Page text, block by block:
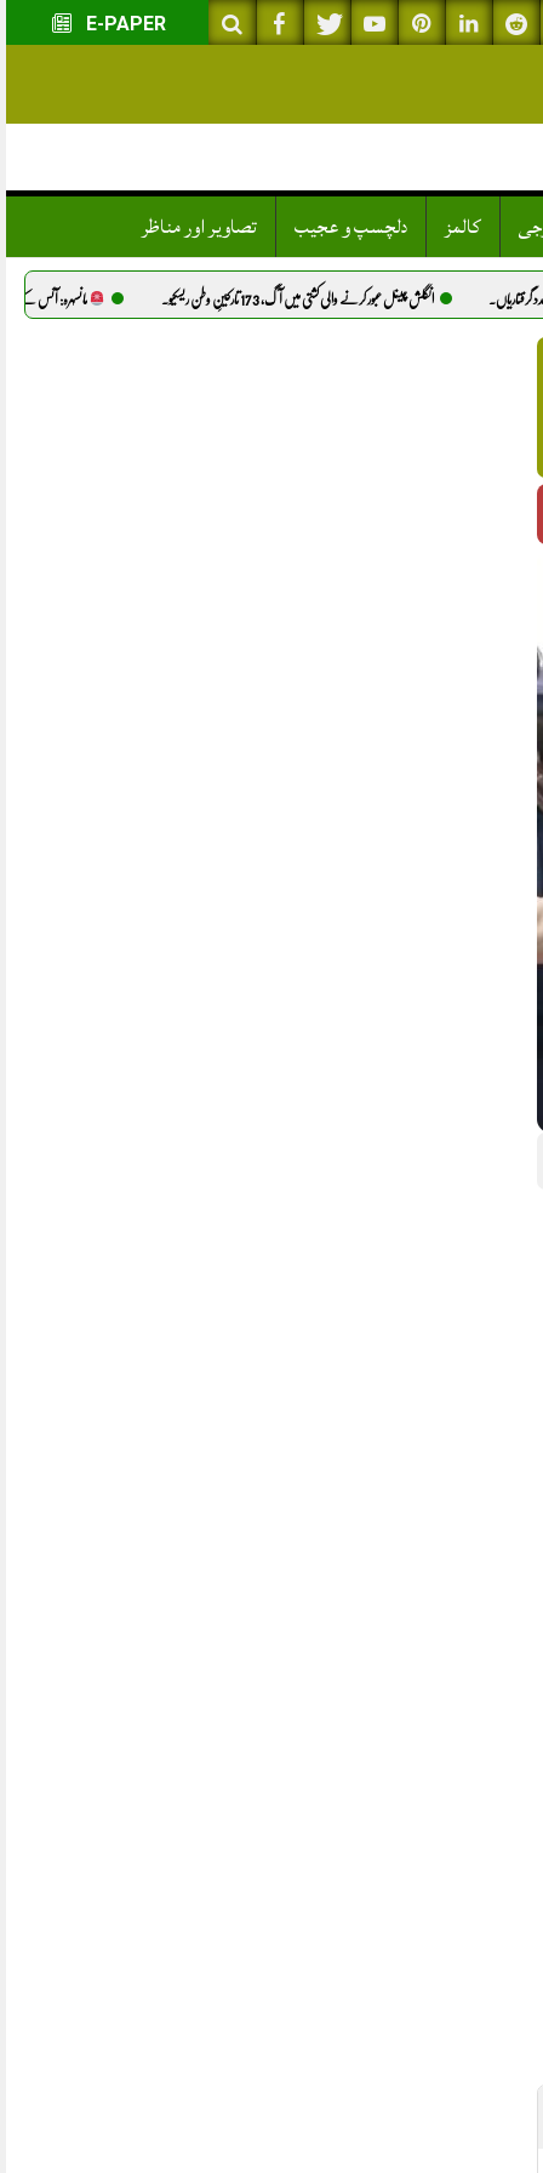
E-PAPER
کالمز دلچسپ و عجیب تصاویر اور مناظر
چینل عبور کرنے والی کشتی میں آگ، 173 تارکینِ وطن ریسکیو. مانسہرہ: آئس کے نشے کے عادی شخص نے مبینہ